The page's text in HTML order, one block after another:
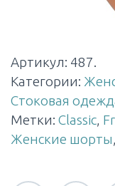
Артикул: 487.
Категории:
Стоковая
Метки: Classic,
Женские шорты,